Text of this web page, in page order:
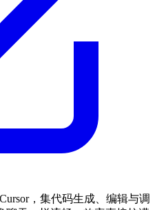
，集代码生成、编辑与调